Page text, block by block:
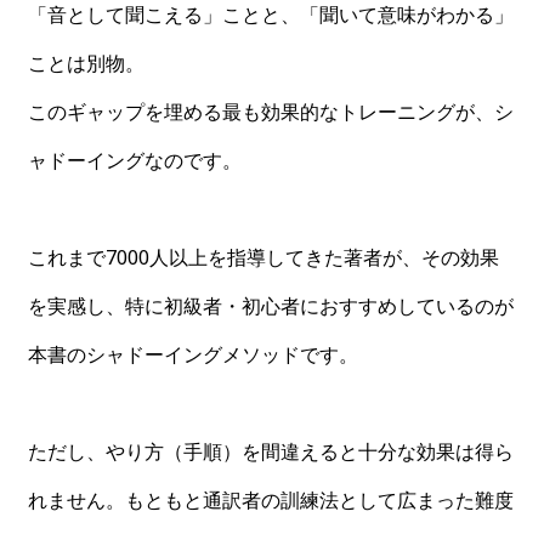
「音として聞こえる」ことと、「聞いて意味がわかる」
ことは別物。
このギャップを埋める最も効果的なトレーニングが、シ
ャドーイングなのです。
これまで7000人以上を指導してきた著者が、その効果
を実感し、特に初級者・初心者におすすめしているのが
本書のシャドーイングメソッドです。
ただし、やり方（手順）を間違えると十分な効果は得ら
れません。もともと通訳者の訓練法として広まった難度